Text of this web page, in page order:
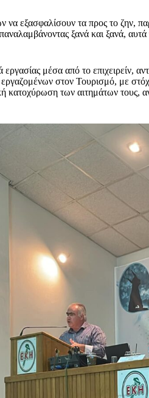
εξασφαλίσουν τα προς το ζην,
ξανά και ξανά, αυτά
μέσα από το επιχειρείν,
στον Τουρισμό, με
κατοχύρωση των αιτημάτων τους,